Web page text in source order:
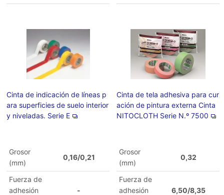
Cinta de indicación de líneas p
ara superficies de suelo interior
y niveladas. Serie E
Grosor
(mm)
0,16/0,21
Fuerza de
adhesión
-
Cinta de tela adhesiva para cur
ación de pintura externa Cinta
NITOCLOTH Serie N.º 7500
Grosor
(mm)
0,32
Fuerza de
adhesión
6,50/8,35